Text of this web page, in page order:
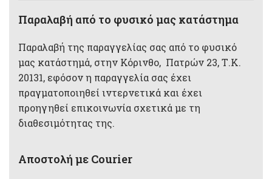
Παραλαβή από το φυσικό μας κατάστημα
Παραλαβή της παραγγελίας σας από το φυσικό
μας κατάστημά, στην Κόρινθο, Πατρών 23, Τ.Κ.
20131, εφόσον η παραγγελία σας έχει
πραγματοποιηθεί ιντερνετικά και έχει
προηγηθεί επικοινωνία σχετικά με τη
διαθεσιμότητας της.
Αποστολή με Courier